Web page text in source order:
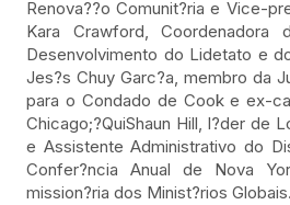
Renova??o Comunit?ria e Vice-
Kara Crawford, Coordenadora
Desenvolvimento do Lidetato e
Jes?s Chuy Garc?a, membro da
para o Condado de Cook e ex-
Chicago;?QuiShaun Hill, l?der de
e Assistente Administrativo do
Confer?ncia Anual de Nova
mission?ria dos Minist?rios Globais.